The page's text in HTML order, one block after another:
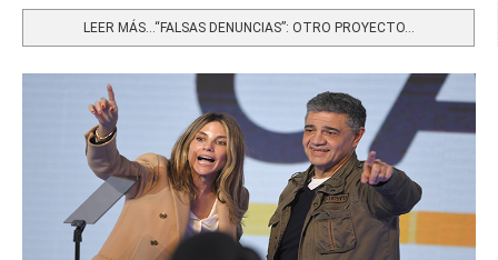
LEER MÁS…“FALSAS DENUNCIAS”: OTRO PROYECTO...